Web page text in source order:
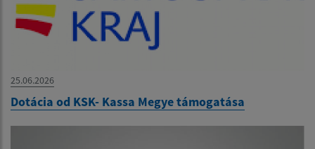
25.06.2026
Dotácia od KSK- Kassa Megye támogatása